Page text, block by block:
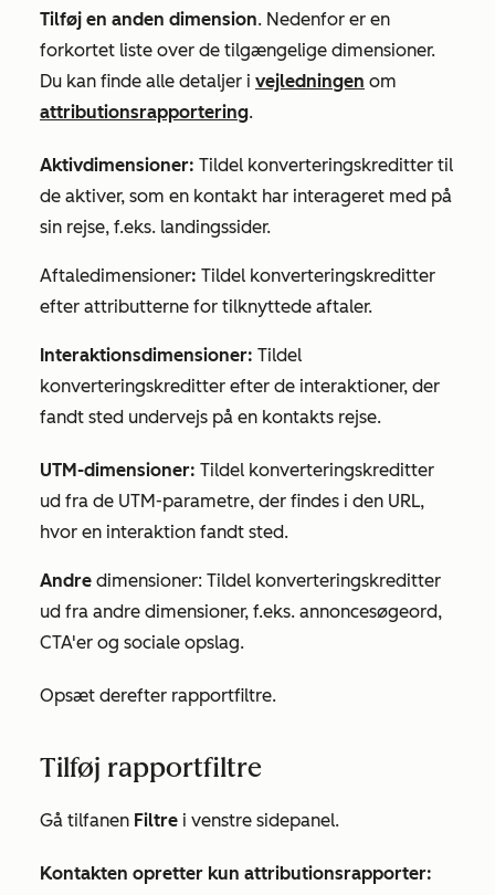
Tilføj en anden dimension. Nedenfor er en
forkortet liste over de tilgængelige dimensioner.
Du kan finde alle detaljer i vejledningen om
attributionsrapportering.
Aktivdimensioner: Tildel konverteringskreditter til
de aktiver, som en kontakt har interageret med på
sin rejse, f.eks. landingssider.
Aftaledimensioner: Tildel konverteringskreditter
efter attributterne for tilknyttede aftaler.
Interaktionsdimensioner: Tildel
konverteringskreditter efter de interaktioner, der
fandt sted undervejs på en kontakts rejse.
UTM-dimensioner: Tildel konverteringskreditter
ud fra de UTM-parametre, der findes i den URL,
hvor en interaktion fandt sted.
Andre dimensioner: Tildel konverteringskreditter
ud fra andre dimensioner, f.eks. annoncesøgeord,
CTA'er og sociale opslag.
Opsæt derefter rapportfiltre.
Tilføj rapportfiltre
Gå tilfanen Filtre i venstre sidepanel.
Kontakten opretter kun attributionsrapporter: